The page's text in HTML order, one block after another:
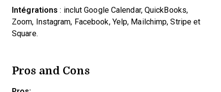
Intégrations : inclut Google Calendar, QuickBooks,
Zoom, Instagram, Facebook, Yelp, Mailchimp, Stripe et
Square.
Pros and Cons